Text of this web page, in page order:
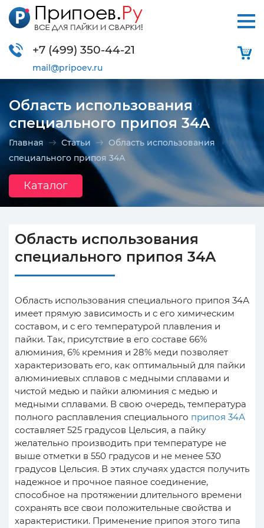
+7 (499) 350-44-21
mail@pripoev.ru
Область использования
специального припоя 34А
Главная Статьи
Область использования
специального припоя 34А
Каталог
Область использования
специального припоя 34А
Область использования специального припоя 34А
имеет прямую зависимость и с его химическим
составом, и с его температурой плавления и
пайки. Так, присутствие в его составе 66%
алюминия, 6% кремния и 28% меди позволяет
характеризовать его, как оптимальный для пайки
алюминиевых сплавов с медными сплавами и
чистой медью и пайки алюминия с медью и
медными сплавами. В свою очередь, температура
полного расплавления специального припоя 34А
составляет 525 градусов Цельсия, а пайку
желательно производить при температуре не
выше отметки в 550 градусов и не менее 530
градусов Цельсия. В этих случаях удастся получить
надежное и прочное паяное соединение,
способное на протяжении длительного времени
сохранять все свои положительные свойства и
характеристики. Применение припоя этого типа